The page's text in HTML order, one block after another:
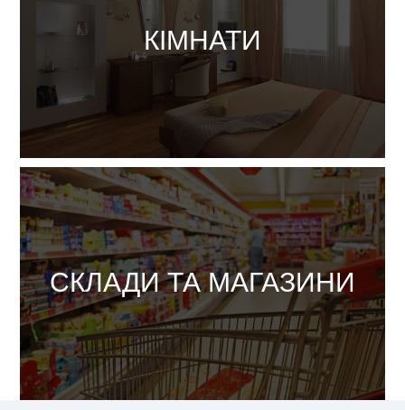
КІМНАТИ
Орендувати
СКЛАДИ ТА МАГАЗИНИ
Орендувати
Купити